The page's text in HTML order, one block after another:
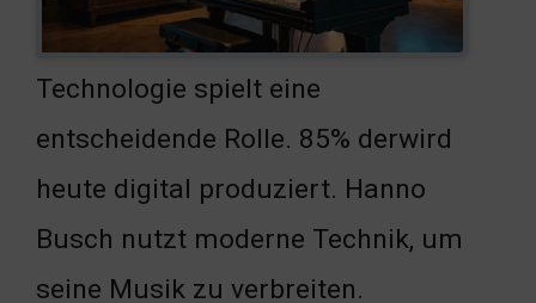
Technologie spielt eine
entscheidende Rolle. 85% derwird
heute digital produziert. Hanno
Busch nutzt moderne Technik, um
seine Musik zu verbreiten.